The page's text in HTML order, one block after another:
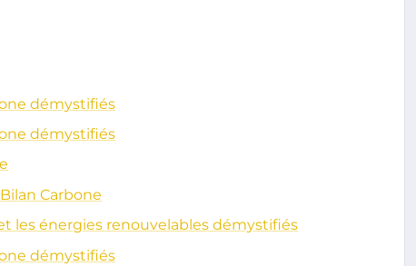
démystifiés
démystifiés
Carbone
les énergies renouvelables démystifiés
démystifiés